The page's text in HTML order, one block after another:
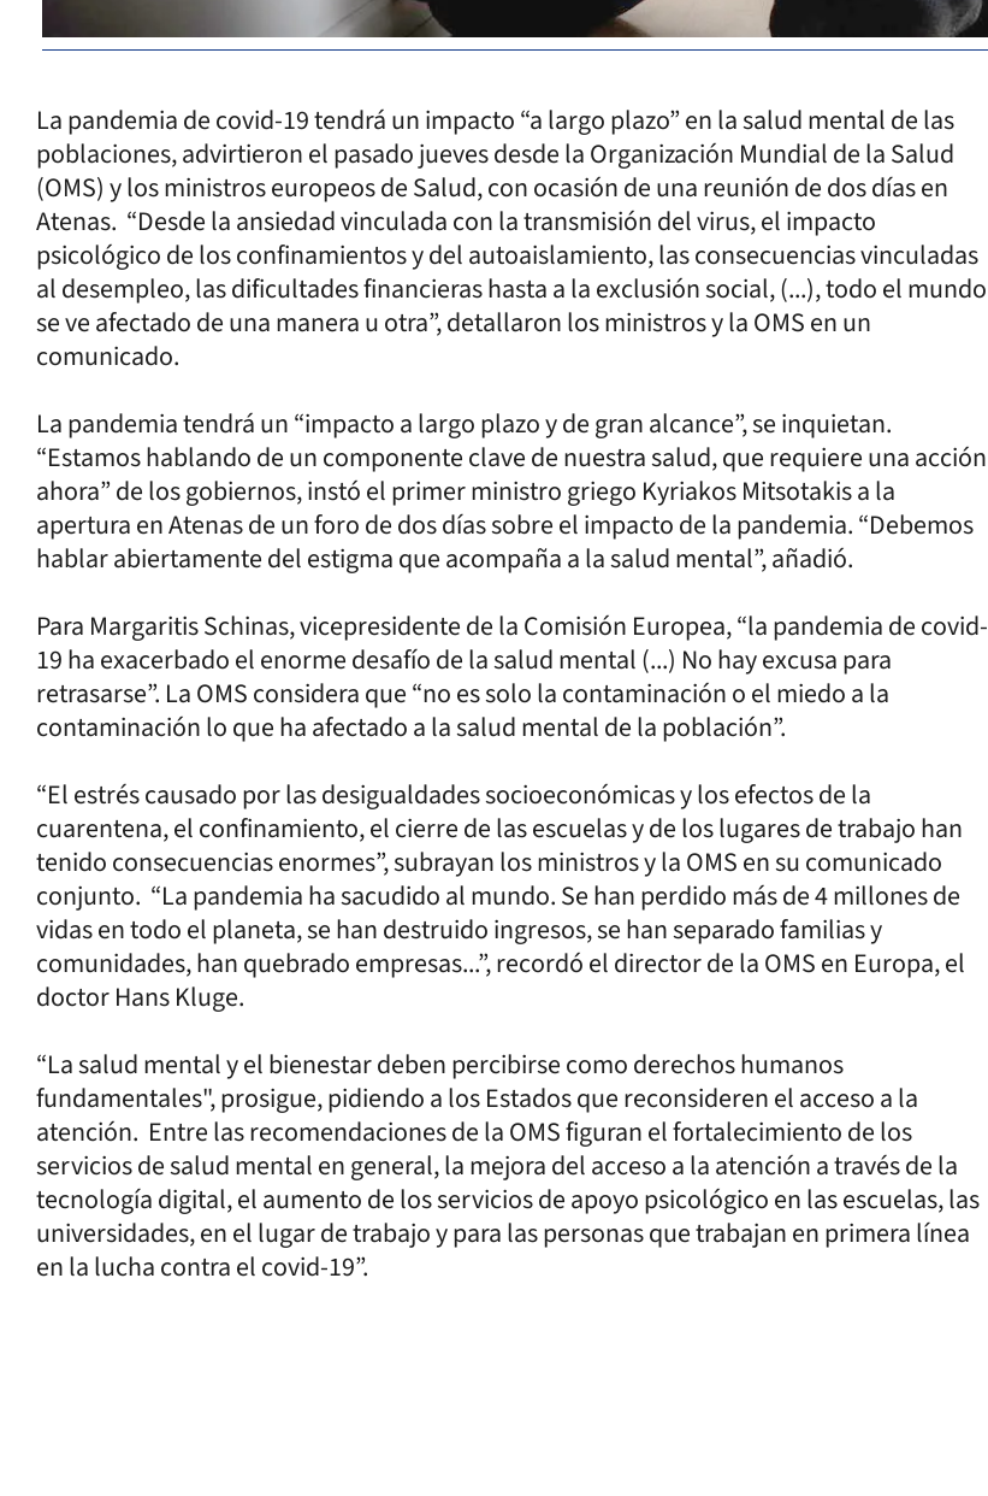
La pandemia de covid-19 tendrá un impacto “a largo plazo” en la salud mental de las
poblaciones, advirtieron el pasado jueves desde la Organización Mundial de la Salud
(OMS) y los ministros europeos de Salud, con ocasión de una reunión de dos días en
Atenas. “Desde la ansiedad vinculada con la transmisión del virus, el impacto
psicológico de los confinamientos y del autoaislamiento, las consecuencias vinculadas
al desempleo, las dificultades financieras hasta a la exclusión social, (...), todo el mundo
se ve afectado de una manera u otra”, detallaron los ministros y la OMS en un
comunicado.
La pandemia tendrá un “impacto a largo plazo y de gran alcance”, se inquietan.
“Estamos hablando de un componente clave de nuestra salud, que requiere una acción
ahora” de los gobiernos, instó el primer ministro griego Kyriakos Mitsotakis a la
apertura en Atenas de un foro de dos días sobre el impacto de la pandemia. “Debemos
hablar abiertamente del estigma que acompaña a la salud mental”, añadió.
Para Margaritis Schinas, vicepresidente de la Comisión Europea, “la pandemia de covid-
19 ha exacerbado el enorme desafío de la salud mental (...) No hay excusa para
retrasarse”. La OMS considera que “no es solo la contaminación o el miedo a la
contaminación lo que ha afectado a la salud mental de la población”.
“El estrés causado por las desigualdades socioeconómicas y los efectos de la
cuarentena, el confinamiento, el cierre de las escuelas y de los lugares de trabajo han
tenido consecuencias enormes”, subrayan los ministros y la OMS en su comunicado
conjunto. “La pandemia ha sacudido al mundo. Se han perdido más de 4 millones de
vidas en todo el planeta, se han destruido ingresos, se han separado familias y
comunidades, han quebrado empresas...”, recordó el director de la OMS en Europa, el
doctor Hans Kluge.
“La salud mental y el bienestar deben percibirse como derechos humanos
fundamentales", prosigue, pidiendo a los Estados que reconsideren el acceso a la
atención. Entre las recomendaciones de la OMS figuran el fortalecimiento de los
servicios de salud mental en general, la mejora del acceso a la atención a través de la
tecnología digital, el aumento de los servicios de apoyo psicológico en las escuelas, las
universidades, en el lugar de trabajo y para las personas que trabajan en primera línea
en la lucha contra el covid-19”.